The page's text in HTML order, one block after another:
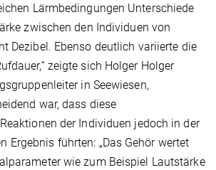
Lärmbedingungen Unterschiede
zwischen den Individuen von
Dezibel. Ebenso deutlich variierte die
zeigte sich Holger Holger
in Seewiesen,
war, dass diese
der Individuen jedoch in der
Ergebnis führten: „Das Gehör wertet
wie zum Beispiel Lautstärke